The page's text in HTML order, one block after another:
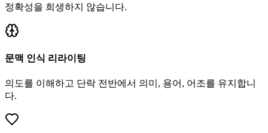
정확성을 희생하지 않습니다.
문맥 인식 리라이팅
의도를 이해하고 단락 전반에서 의미, 용어, 어조를 유지합니
다.